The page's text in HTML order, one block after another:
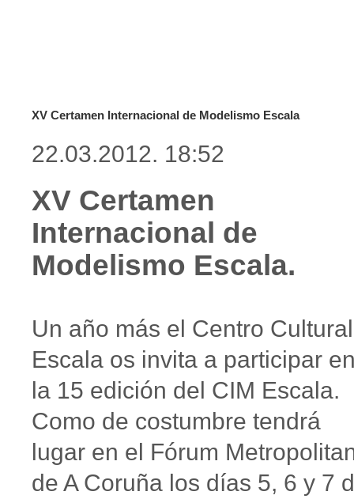
XV Certamen Internacional de Modelismo Escala
22.03.2012. 18:52
XV Certamen
Internacional de
Modelismo Escala.
Un año más el Centro Cultural
Escala os invita a participar
la 15 edición del CIM Escala.
Como de costumbre tendrá
lugar en el Fórum
de A Coruña los días 5, 6 y 7